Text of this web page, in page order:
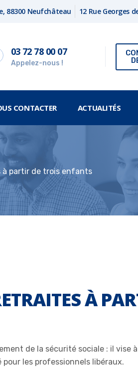
88300 Neufchâteau 12 Rue Georges
03 72 78 00 07
Appelez-nous !
CONTACTER ACTUALITÉS
à partir de trois enfants
À
de la sécurité sociale : il vise
les professionnels libéraux.